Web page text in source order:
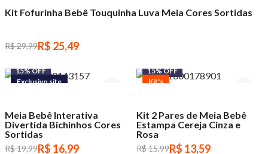
Kit Fofurinha Bebê Touquinha Luva Meia Cores Sortidas
R$ 29,99R$ 25,49
15% OFF
Exclusivo site
Meia Bebê Interativa
Divertida Bichinhos Cores
Sortidas
R$ 19,99R$ 16,99
15% OFF
Kit's
Kit 2 Pares de Meia Bebê
Estampa Cereja Cinza e
Rosa
R$ 15,99R$ 13,59